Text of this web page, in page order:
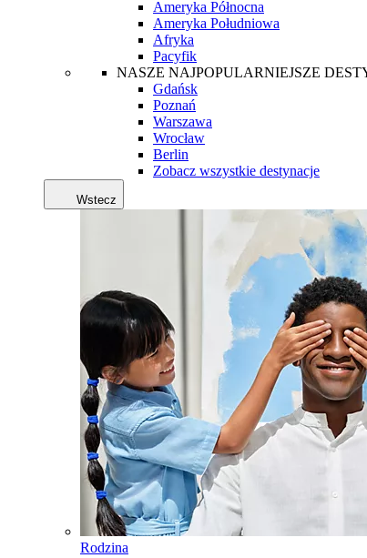
Ameryka Północna
Ameryka Południowa
Afryka
Pacyfik
NASZE NAJPOPULARNIEJSZE
Gdańsk
Poznań
Warszawa
Wrocław
Berlin
Zobacz wszystkie destynacje
Wstecz
Rodzina